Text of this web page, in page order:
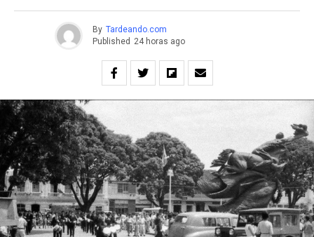
By Tardeando.com
Published 24 horas ago